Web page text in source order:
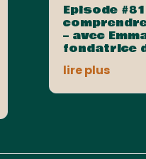
Episode
– avec
fondatrice
lire plus